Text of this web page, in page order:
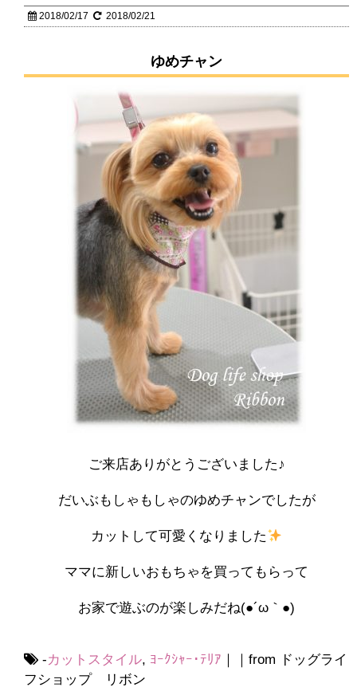
2018/02/17 2018/02/21
ゆめチャン
ご来店ありがとうございました♪
だいぶもしゃもしゃのゆめチャンでしたが
カットして可愛くなりました
ママに新しいおもちゃを買ってもらって
お家で遊ぶのが楽しみだね(●´ω｀●)
-カットスタイル, ﾖｰｸｼｬｰ･ﾃﾘｱ ｜｜from ドッグライ
フショップ リボン